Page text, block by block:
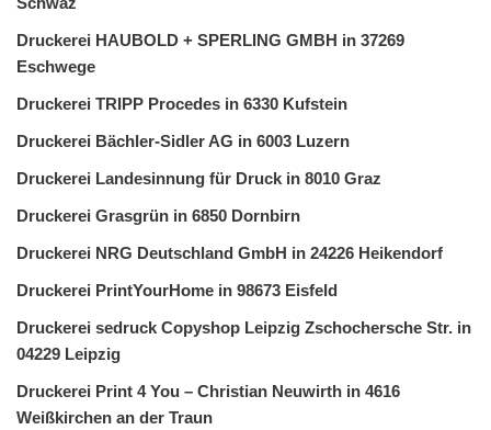
Druckerei HAUBOLD + SPERLING GMBH in 37269
Eschwege
Druckerei TRIPP Procedes in 6330 Kufstein
Druckerei Bächler-Sidler AG in 6003 Luzern
Druckerei Landesinnung für Druck in 8010 Graz
Druckerei Grasgrün in 6850 Dornbirn
Druckerei NRG Deutschland GmbH in 24226 Heikendorf
Druckerei PrintYourHome in 98673 Eisfeld
Druckerei sedruck Copyshop Leipzig Zschochersche Str. in
04229 Leipzig
Druckerei Print 4 You – Christian Neuwirth in 4616
Weißkirchen an der Traun